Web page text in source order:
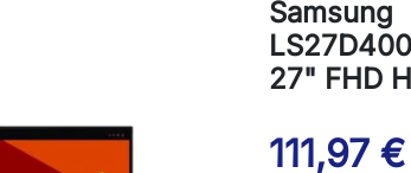
Samsung
27" FHD
111,97 €